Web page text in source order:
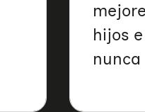
hijos